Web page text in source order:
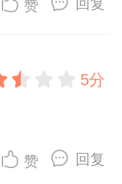
回复
赞
5分
回复
赞